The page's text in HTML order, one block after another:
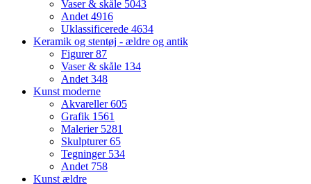
Vaser & skåle 5043
Andet4916
Uklassificerede 4634
Keramik og stentøj - ældre og antik
Figurer87
Vaser & skåle 134
Andet348
Kunst moderne
Akvareller605
Grafik 1561
Malerier 5281
Skulpturer65
Tegninger 534
Andet 758
Kunst ældre